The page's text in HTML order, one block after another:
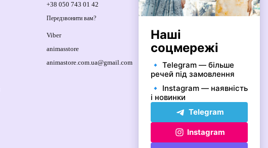
+38 050 743 01 42
Передзвонити вам?
Viber
animasstore
animastore.com.ua@gmail.com
Спортивна площа, 1, м.Київ, 01021,
Україна